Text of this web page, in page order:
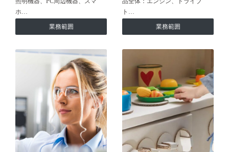
ホ…
業務範囲
ト…
業務範囲